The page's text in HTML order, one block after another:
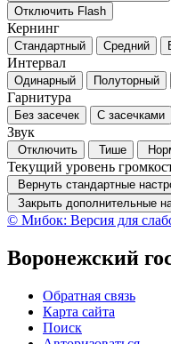
Отключить Flash
Кернинг
Стандартный Средний
Интервал
Одинарный Полуторный
Гарнитура
Без засечек С засечками
Звук
Отключить Тише
Текущий уровень
Вернуть стандартные
Закрыть дополнительные
© Мибок: Версия для
Воронежский
Обратная связь
Карта сайта
Поиск